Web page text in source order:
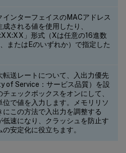
インターフェイスのMACアドレス
される値を使用したり、
」形式（Xは任意の16進数
またはEのいずれか）で指定した
転送レートについて、入出力優先
of Service：サービス品質）を設
ェックボックスをオンにして、
位で値を入力します。メモリリソ
にこの方法で入出力を調整する
低速になり、クラッシュを防止す
安定化に役立ちます。